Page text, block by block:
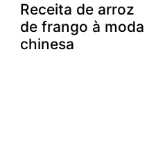
Receita de arroz
de frango à moda
chinesa